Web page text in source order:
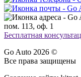
пом. 113, оф. 1
Бесплатная
Go Auto 2026 ©
Все права защищены